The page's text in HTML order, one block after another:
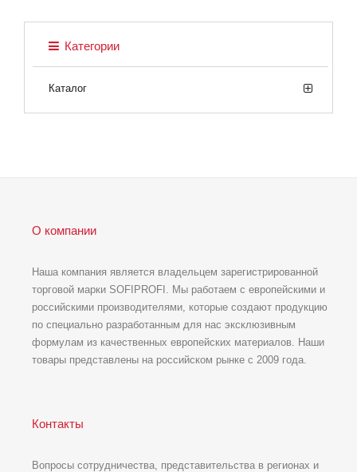
Категории
Каталог
О компании
Наша компания является владельцем зарегистрированной
торговой марки SOFIPROFI. Мы работаем с европейскими и
российскими производителями, которые создают продукцию
по специально разработанным для нас эксклюзивным
формулам из качественных европейских материалов. Наши
товары представлены на российском рынке с 2009 года.
Контакты
Вопросы сотрудничества, представительства в регионах и